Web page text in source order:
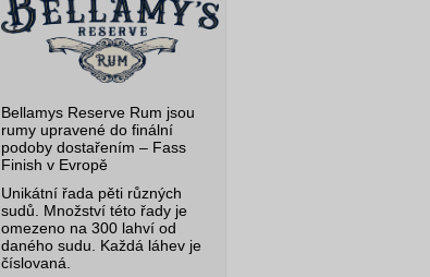
Bellamys Reserve Rum jsou
rumy upravené do finální
podoby dostařením – Fass
Finish v Evropě
Unikátní řada pěti různých
sudů. Množství této řady je
omezeno na 300 lahví od
daného sudu. Každá láhev je
číslovaná.